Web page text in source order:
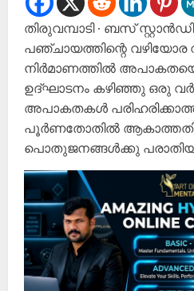
തിരുവമ്പാടി ∙ ബസ്
പഞ്ചായത്തിന്റെ വഴിയോര
നിർമാണത്തിൽ
ഉദ്ഘാടനം കഴിഞ്ഞു ഒരു
അപാകതകൾ
പൂർണതോതിൽ
പൊതുജനങ്ങൾക്കു